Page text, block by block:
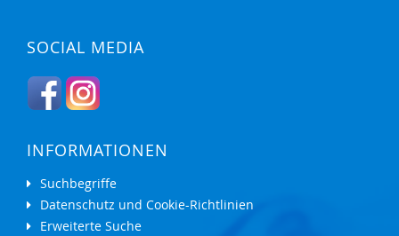
SOCIAL MEDIA
INFORMATIONEN
Suchbegriffe
Datenschutz und Cookie-Richtlinien
Erweiterte Suche